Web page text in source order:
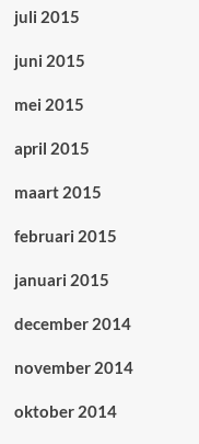
juli 2015
juni 2015
mei 2015
april 2015
maart 2015
februari 2015
januari 2015
december 2014
november 2014
oktober 2014